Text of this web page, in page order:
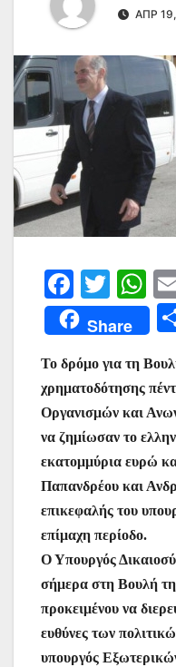
ΑΠΡ
F
a
c
e
b
o
o
k
T
w
itt
er
W
h
at
s
A
p
p
Share
Το δρόμο για τη
χρηματοδότησης
Οργανισμών και
να ζημίωσαν το
εκατομμύρια ευρώ
Παπανδρέου και
επικεφαλής του
επίμαχη περίοδο.
Ο Υπουργός
σήμερα στη Βουλή τη
προκειμένου να
ευθύνες των
υπουργός